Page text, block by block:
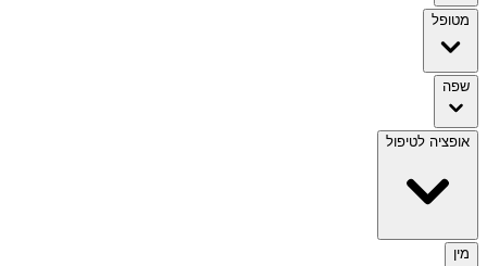
מטופל
שפה
אופציה לטיפול
מין